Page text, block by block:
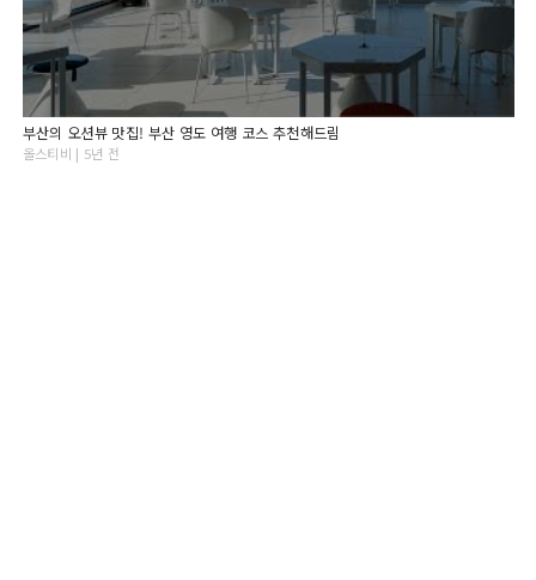
부산의 오션뷰 맛집! 부산 영도 여행 코스 추천해드림
올스티비 | 5년 전